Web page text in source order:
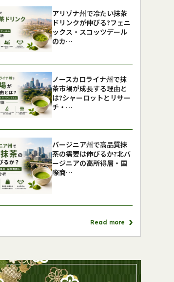
アリゾナ州で冷たい抹茶
ドリンクが伸びる?フェニ
ックス・スコッツデール
のカ…
ノースカロライナ州で抹
茶市場が成長する理由と
は?シャーロットとリサー
チ・…
バージニア州で高品質抹
茶の需要は伸びるか?北バ
ージニアの高所得層・国
際商…
Read more